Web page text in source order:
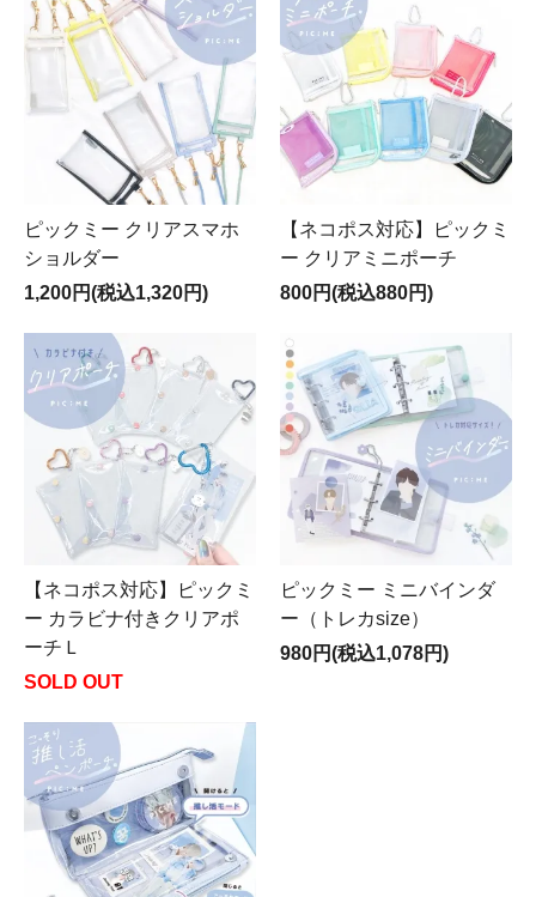
ピックミー クリアスマホ
ショルダー
1,200円(税込1,320円)
【ネコポス対応】ピックミ
ー クリアミニポーチ
800円(税込880円)
【ネコポス対応】ピックミ
ー カラビナ付きクリアポ
ーチＬ
SOLD OUT
ピックミー ミニバインダ
ー（トレカsize）
980円(税込1,078円)